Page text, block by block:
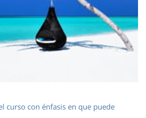
curso con énfasis en que puede